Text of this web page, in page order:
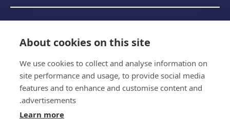
Copyright 2026 © The Multiple Sclerosis International
Federation
Wholegrain Digital
About cookies on this site
We use cookies to collect and analyse information on
site performance and usage, to provide social media
features and to enhance and customise content and
advertisements.
Learn more